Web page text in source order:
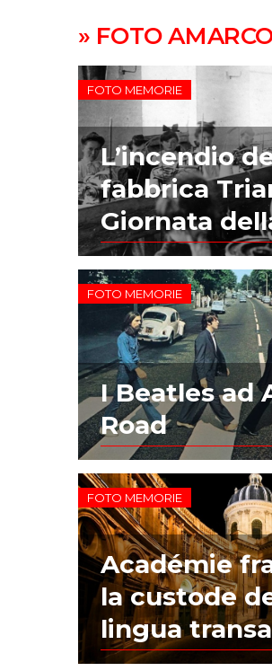
» FOTO
FOTO MEMORIE
L’incendio
fabbrica
Giornata
FOTO MEMORIE
I Beatles ad
Road
FOTO MEMORIE
Académie
la custode
lingua